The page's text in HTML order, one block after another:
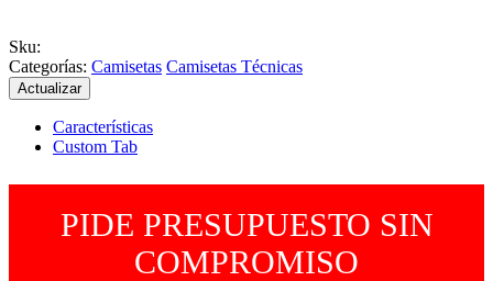
Sku:
Categorías: Camisetas Camisetas Técnicas
Características
Custom Tab
PIDE PRESUPUESTO SIN
COMPROMISO